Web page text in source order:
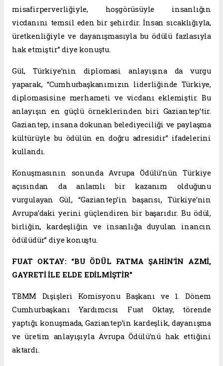
misafirperverliğiyle, hoşgörüsüyle insanlığın
vicdanını temsil eden bir şehirdir. İnsan sıcaklığıyla,
üretkenliğiyle ve dayanışmasıyla bu ödülü fazlasıyla
hak etmiştir” diye konuştu.
Gül, Türkiye’nin diplomasi anlayışına da vurgu
yaparak, “Cumhurbaşkanımızın liderliğinde Türkiye,
diplomasisine merhameti ve vicdanı eklemiştir. Bu
anlayışın en güçlü örneklerinden biri Gaziantep’tir.
Gaziantep, insana dokunan belediyeciliği ve paylaşma
kültürüyle bu ödülün en doğru adresidir” ifadelerini
kullandı.
Konuşmasının sonunda Avrupa Ödülü’nün Türkiye
açısından da anlamlı bir kazanım olduğunu
vurgulayan Gül, “Gaziantep’in başarısı, Türkiye’nin
Avrupa’daki yerini güçlendiren bir başarıdır. Bu ödül,
birliğin, kardeşliğin ve insanlığa duyulan inancın
ödülüdür” diye konuştu.
FUAT OKTAY: “BU ÖDÜL FATMA ŞAHİN’İN AZMİ,
GAYRETİ İLE ELDE EDİLMİŞTİR”
TBMM Dışişleri Komisyonu Başkanı ve 1. Dönem
Cumhurbaşkanı Yardımcısı Fuat Oktay, törende
yaptığı konuşmada, Gaziantep’in kardeşlik, dayanışma
ve üretim anlayışıyla Avrupa Ödülü’nü hak ettiğini
aktardı.